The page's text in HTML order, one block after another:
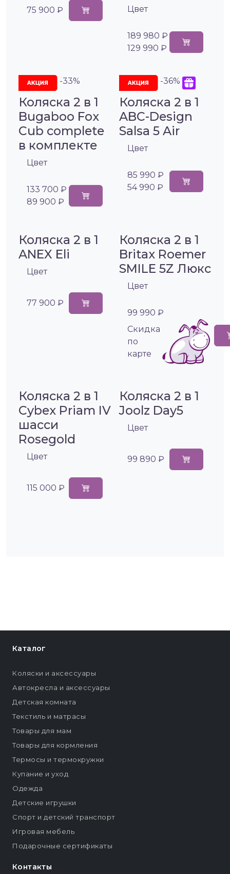
75 900 ₽ Цвет
189 980 ₽
129 990 ₽
-33%
Коляска 2 в 1
Bugaboo Fox
Cub complete
в комплекте
Цвет
133 700 ₽
89 900 ₽
-36%
Коляска 2 в 1
ABC-Design
Salsa 5 Air
Цвет
85 990 ₽
54 990 ₽
Коляска 2 в 1
ANEX Eli
Цвет
77 900 ₽
Коляска 2 в 1
Britax Roemer
SMILE 5Z Люкс
Цвет
99 990 ₽
Cкидка
по
карте
Коляска 2 в 1
Cybex Priam IV
шасси
Rosegold
Цвет
115 000 ₽
Коляска 2 в 1
Joolz Day5
Цвет
99 890 ₽
Контакты
Каталог
Коляски и аксессуары
Автокресла и аксессуары
Детская комната
Текстиль и матрасы
Товары для мам
Товары для кормления
Термосы и термокружки
Купание и уход
Одежда
Детские игрушки
Спорт и детский транспорт
Игровая мебель
Подарочные сертификаты